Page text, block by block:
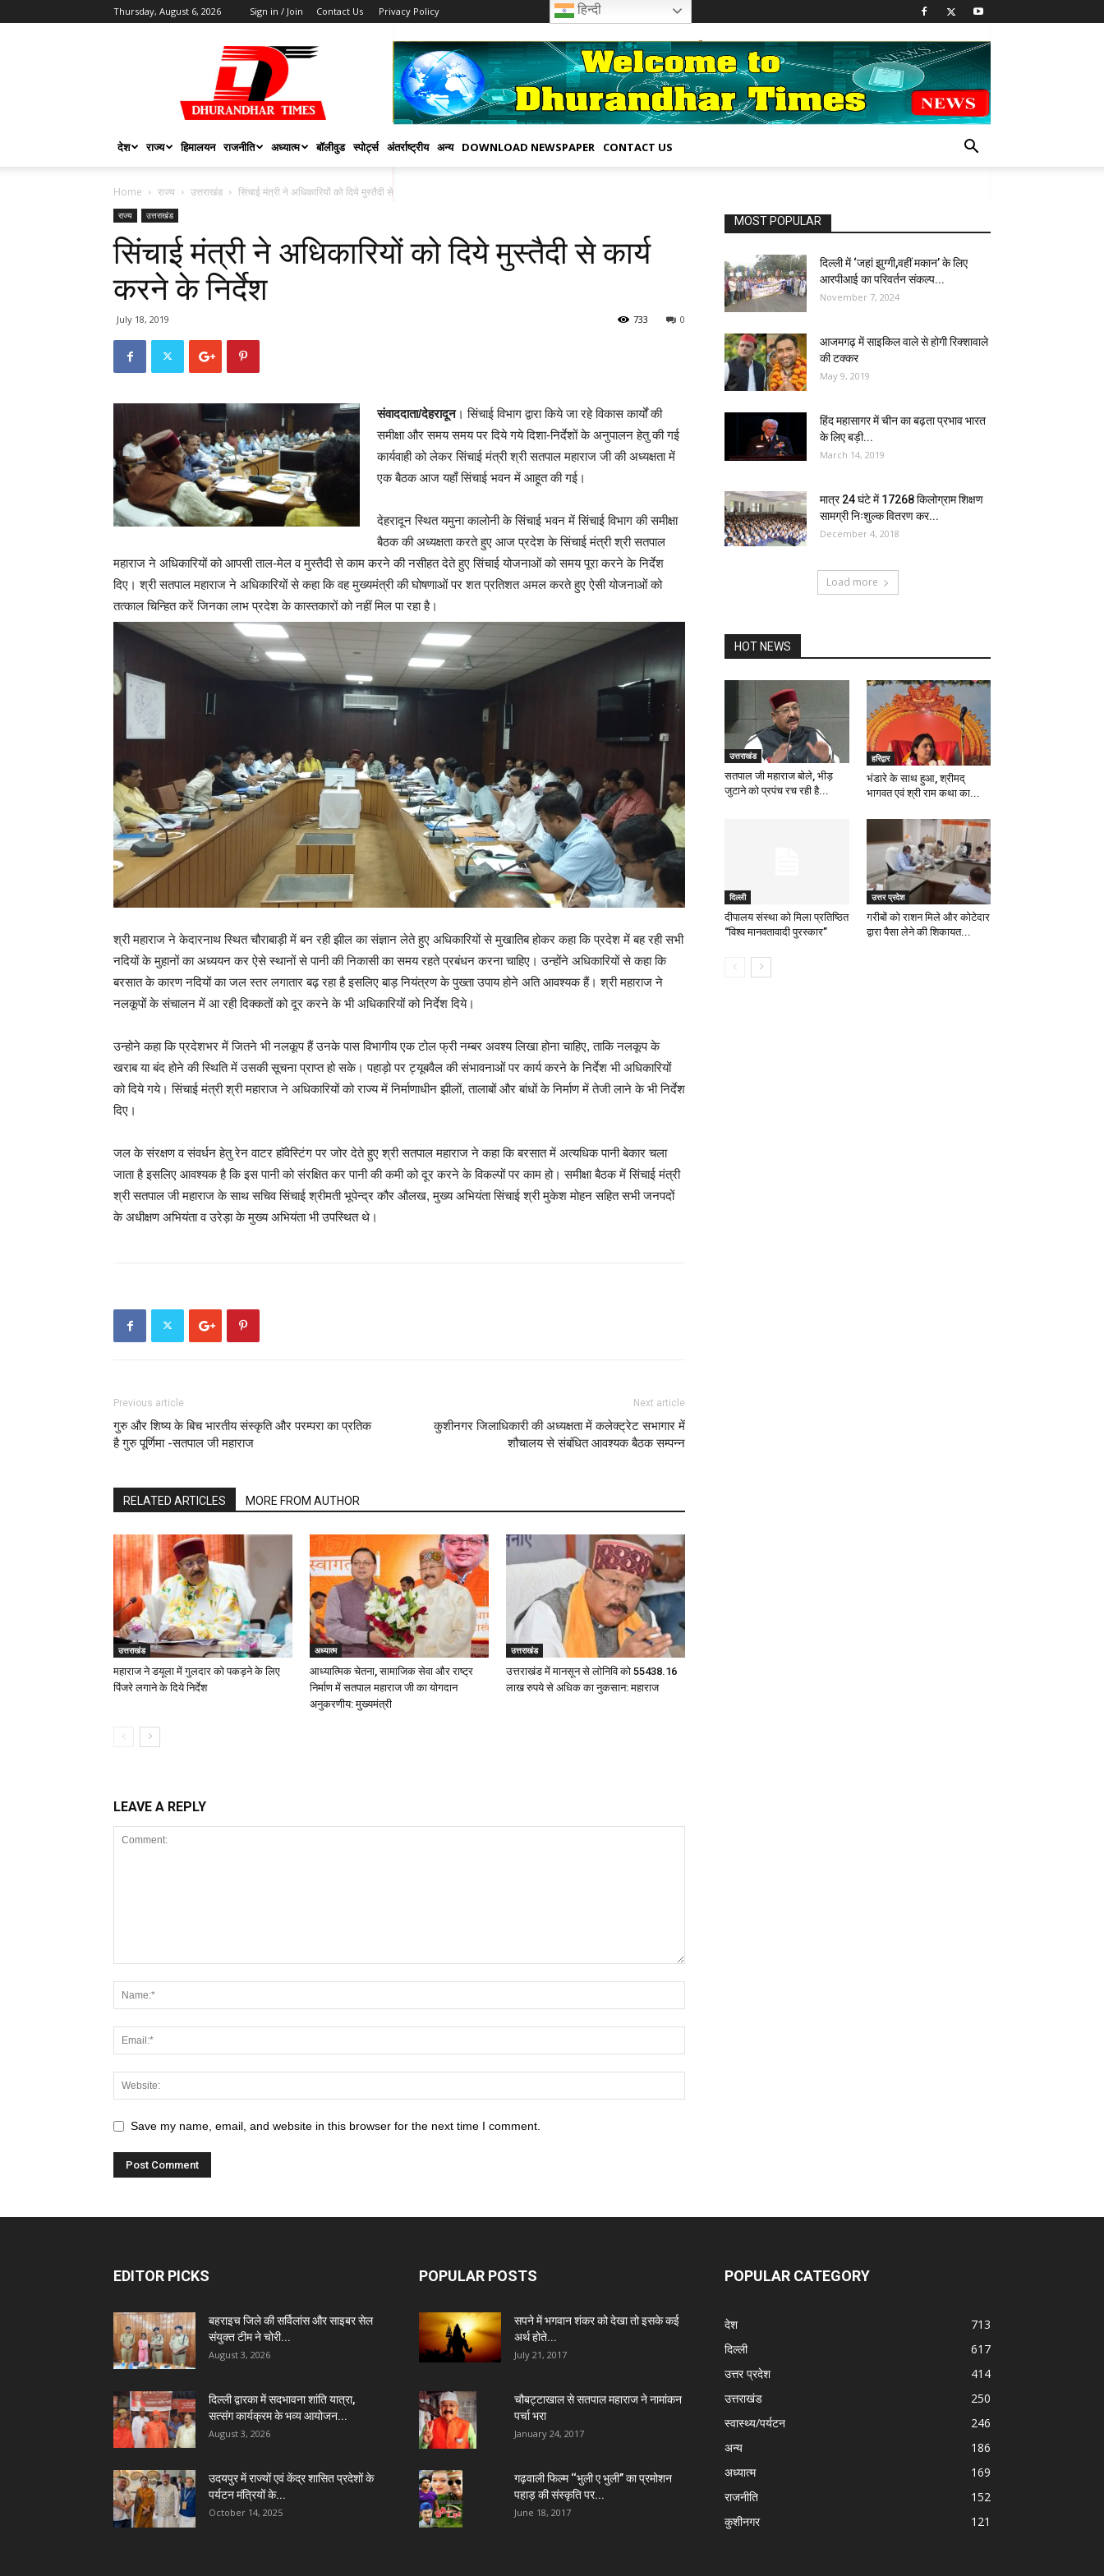
Thursday, August 6, 2026 Sign in / Join Contact Us Privacy Policy हिन्दी
DHURANDHAR
TIMES
देश राज्य हिमालयन राजनीति अध्यात्म बॉलीवुड स्पोर्ट्स अंतर्राष्ट्रीय अन्य DOWNLOAD NEWSPAPER CONTACT US
Home राज्य उत्तराखंड सिंचाई मंत्री ने अधिकारियों को दिये मुस्तैदी से कार्य करने के निर्देश
राज्य उत्तराखंड
सिंचाई मंत्री ने अधिकारियों को दिये मुस्तैदी से कार्य
करने के निर्देश
July 18, 2019 0
733
संवाददाता/देहरादून। सिंचाई विभाग द्वारा किये जा रहे विकास कार्यों की
समीक्षा और समय समय पर दिये गये दिशा-निर्देशों के अनुपालन हेतु की गई
कार्यवाही को लेकर सिंचाई मंत्री श्री सतपाल महाराज जी की अध्यक्षता में
एक बैठक आज यहाँ सिंचाई भवन में आहूत की गई।
देहरादून स्थित यमुना कालोनी के सिंचाई भवन में सिंचाई विभाग की समीक्षा
बैठक की अध्यक्षता करते हुए आज प्रदेश के सिंचाई मंत्री श्री सतपाल
महाराज ने अधिकारियों को आपसी ताल-मेल व मुस्तैदी से काम करने की नसीहत देते हुए सिंचाई योजनाओं को समय पूरा करने के निर्देश
दिए। श्री सतपाल महाराज ने अधिकारियों से कहा कि वह मुख्यमंत्री की घोषणाओं पर शत प्रतिशत अमल करते हुए ऐसी योजनाओं को
तत्काल चिन्हित करें जिनका लाभ प्रदेश के कास्तकारों को नहीं मिल पा रहा है।
श्री महाराज ने केदारनाथ स्थित चौराबाड़ी में बन रही झील का संज्ञान लेते हुए अधिकारियों से मुखातिब होकर कहा कि प्रदेश में बह रही सभी
नदियों के मुहानों का अध्ययन कर ऐसे स्थानों से पानी की निकासी का समय रहते प्रबंधन करना चाहिए। उन्होंने अधिकारियों से कहा कि
बरसात के कारण नदियों का जल स्तर लगातार बढ़ रहा है इसलिए बाड़ नियंत्रण के पुख्ता उपाय होने अति आवश्यक हैं। श्री महाराज ने
नलकूपों के संचालन में आ रही दिक्कतों को दूर करने के भी अधिकारियों को निर्देश दिये।
उन्होने कहा कि प्रदेशभर में जितने भी नलकूप हैं उनके पास विभागीय एक टोल फ्री नम्बर अवश्य लिखा होना चाहिए, ताकि नलकूप के
खराब या बंद होने की स्थिति में उसकी सूचना प्राप्त हो सके। पहाड़ो पर ट्यूबवैल की संभावनाओं पर कार्य करने के निर्देश भी अधिकारियों
को दिये गये। सिंचाई मंत्री श्री महाराज ने अधिकारियों को राज्य में निर्माणाधीन झीलों, तालाबों और बांधों के निर्माण में तेजी लाने के भी निर्देश
दिए।
जल के संरक्षण व संवर्धन हेतु रेन वाटर हाॅवेस्टिंग पर जोर देते हुए श्री सतपाल महाराज ने कहा कि बरसात में अत्यधिक पानी बेकार चला
जाता है इसलिए आवश्यक है कि इस पानी को संरक्षित कर पानी की कमी को दूर करने के विकल्पों पर काम हो। समीक्षा बैठक में सिंचाई मंत्री
श्री सतपाल जी महाराज के साथ सचिव सिंचाई श्रीमती भूपेन्द्र कौर औलख, मुख्य अभियंता सिंचाई श्री मुकेश मोहन सहित सभी जनपदों
के अधीक्षण अभियंता व उरेड़ा के मुख्य अभियंता भी उपस्थित थे।
Previous article
गुरु और शिष्य के बिच भारतीय संस्कृति और परम्परा का प्रतिक
है गुरु पूर्णिमा -सतपाल जी महाराज
Next article
कुशीनगर जिलाधिकारी की अध्यक्षता में कलेक्ट्रेट सभागार में
शौचालय से संबंधित आवश्यक बैठक सम्पन्न
RELATED ARTICLES MORE FROM AUTHOR
उत्तराखंड
महाराज ने डयूला में गुलदार को पकड़ने के लिए
पिंजरे लगाने के दिये निर्देश
अध्यात्म
आध्यात्मिक चेतना, सामाजिक सेवा और राष्ट्र
निर्माण में सतपाल महाराज जी का योगदान
अनुकरणीय: मुख्यमंत्री
उत्तराखंड
उत्तराखंड में मानसून से लोनिवि को 55438.16
लाख रुपये से अधिक का नुकसान: महाराज
LEAVE A REPLY
Save my name, email, and website in this browser for the next time I comment.
MOST POPULAR
दिल्ली में ‘जहां झुग्गी,वहीं मकान’ के लिए
आरपीआई का परिवर्तन संकल्प...
November 7, 2024
आजमगढ़ में साइकिल वाले से होगी रिक्शावाले
की टक्कर
May 9, 2019
हिंद महासागर में चीन का बढ़ता प्रभाव भारत
के लिए बड़ी...
March 14, 2019
मात्र 24 घंटे में 17268 किलोग्राम शिक्षण
सामग्री निःशुल्क वितरण कर...
December 4, 2018
Load more
HOT NEWS
उत्तराखंड
सतपाल जी महाराज बोले, भीड़
जुटाने को प्रपंच रच रही है...
हरिद्वार
भंडारे के साथ हुआ, श्रीमद्
भागवत एवं श्री राम कथा का...
दिल्ली
दीपालय संस्था को मिला प्रतिष्ठित
“विश्व मानवतावादी पुरस्कार”
उत्तर प्रदेश
गरीबों को राशन मिले और कोटेदार
द्वारा पैसा लेने की शिकायत...
EDITOR PICKS
बहराइच जिले की सर्विलांस और साइबर सेल
संयुक्त टीम ने चोरी...
August 3, 2026
दिल्ली द्वारका में सदभावना शांति यात्रा,
सत्संग कार्यक्रम के भव्य आयोजन...
August 3, 2026
उदयपुर में राज्यों एवं केंद्र शासित प्रदेशों के
पर्यटन मंत्रियों के...
October 14, 2025
POPULAR POSTS
सपने में भगवान शंकर को देखा तो इसके कई
अर्थ होते...
July 21, 2017
चौबट्टाखाल से सतपाल महाराज ने नामांकन
पर्चा भरा
January 24, 2017
गढ़वाली फिल्म ‘‘भुली ए भुली’’ का प्रमोशन
पहाड़ की संस्कृति पर...
June 18, 2017
POPULAR CATEGORY
देश
713
दिल्ली
617
उत्तर प्रदेश
414
उत्तराखंड
250
स्वास्थ्य/पर्यटन
246
अन्य
186
अध्यात्म
169
राजनीति
152
कुशीनगर
121